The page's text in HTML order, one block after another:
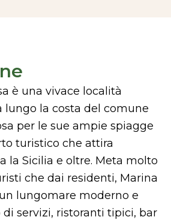
è una vivace località
lungo la costa del comune
per le sue ampie spiagge
turistico che attira
la Sicilia e oltre. Meta molto
che dai residenti, Marina
lungomare moderno e
servizi, ristoranti tipici, bar